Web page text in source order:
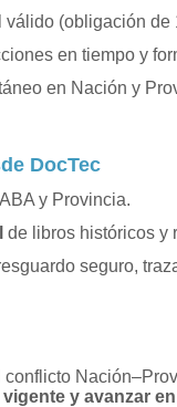
(obligación de
en tiempo y
en Nación y
DocTec
y Provincia.
de libros históricos y
seguro,
conflicto
y avanzar